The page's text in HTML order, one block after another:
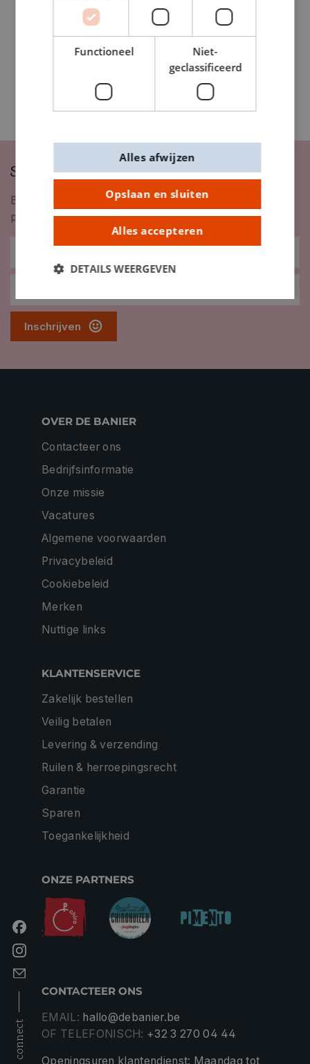
Schrijf je in op onze nieuwsbrief
Blijf op de hoogte van nieuwigheden, inspiratie,
promoties en meer!
Inschrijven
connect
OVER DE BANIER
Contacteer ons
Bedrijfsinformatie
Onze missie
Vacatures
Algemene voorwaarden
Privacybeleid
Cookiebeleid
Merken
Nuttige links
KLANTENSERVICE
Zakelijk bestellen
Veilig betalen
Levering & verzending
Ruilen & herroepingsrecht
Garantie
Sparen
Toegankelijkheid
ONZE PARTNERS
CONTACTEER ONS
EMAIL: hallo@debanier.be
OF TELEFONISCH: +32 3 270 04 44
Openingsuren klantendienst: Maandag tot
Functioneel
Niet-
geclassificeerd
Opslaan en sluiten
Alles accepteren
Alles afwijzen
DETAILS WEERGEVEN